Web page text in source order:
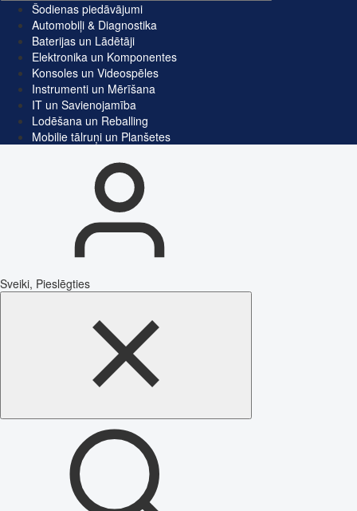
Šodienas piedāvājumi
Automobiļi & Diagnostika
Baterijas un Lādētāji
Elektronika un Komponentes
Konsoles un Videospēles
Instrumenti un Mērīšana
IT un Savienojamība
Lodēšana un Reballing
Mobilie tālruņi un Planšetes
Sveiki, Pieslēgties